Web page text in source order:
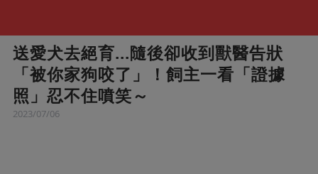
送愛犬去絕育...隨後卻收到獸醫告狀
「被你家狗咬了」！飼主一看「證據
照」忍不住噴笑～
2023/07/06